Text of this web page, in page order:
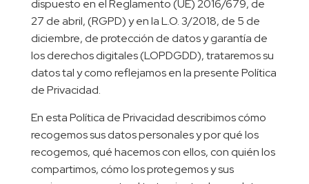
dispuesto en el Reglamento (UE) 2016/679, de
27 de abril, (RGPD) y en la L.O. 3/2018, de 5 de
diciembre, de protección de datos y garantía de
los derechos digitales (LOPDGDD), trataremos su
datos tal y como reflejamos en la presente Política
de Privacidad.
En esta Política de Privacidad describimos cómo
recogemos sus datos personales y por qué los
recogemos, qué hacemos con ellos, con quién los
compartimos, cómo los protegemos y sus